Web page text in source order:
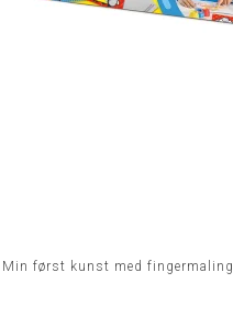
Min først kunst med fingermaling